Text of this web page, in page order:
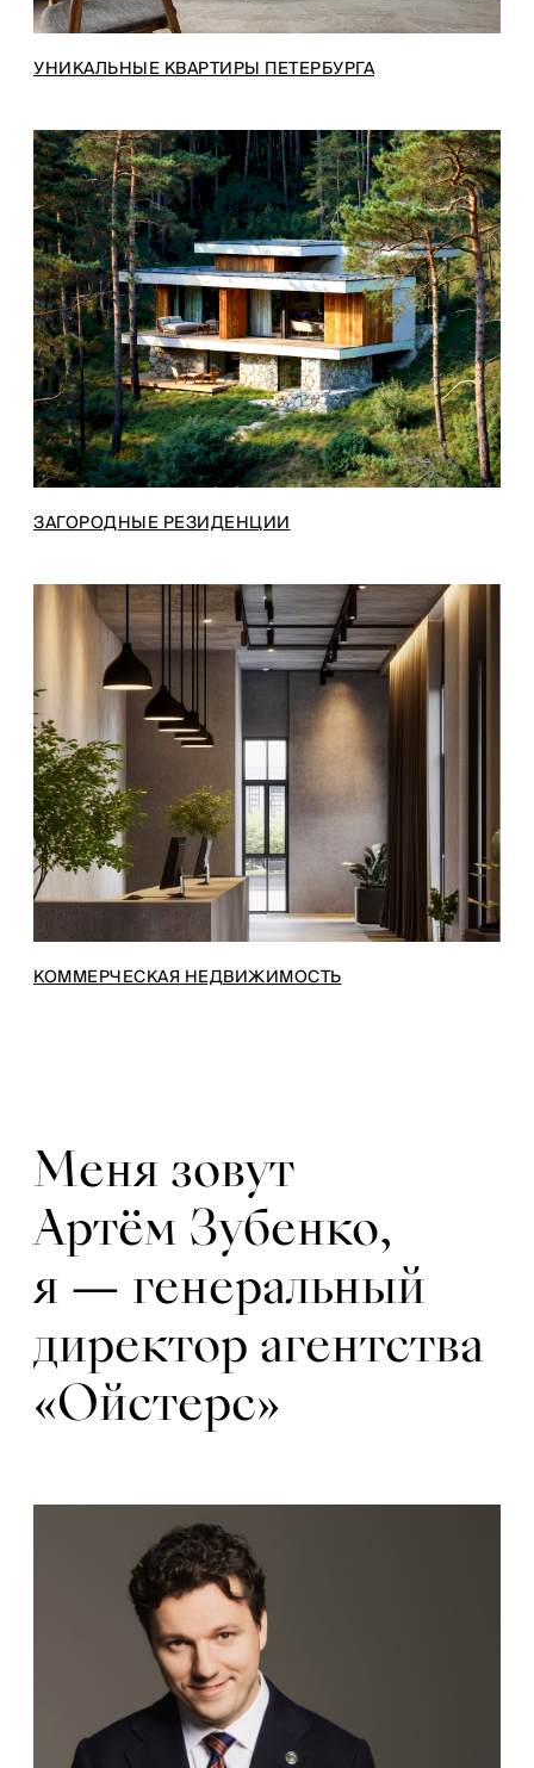
УНИКАЛЬНЫЕ КВАРТИРЫ ПЕТЕРБУРГА
ЗАГОРОДНЫЕ РЕЗИДЕНЦИИ
КОММЕРЧЕСКАЯ НЕДВИЖИМОСТЬ
Меня зовут
Артём Зубенко,
я — генеральный
директор агентства
«Ойстерс»